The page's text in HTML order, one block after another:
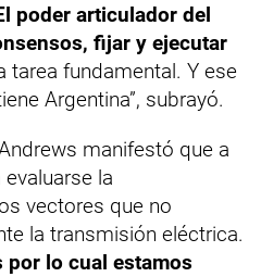
poder articulador del
fijar y ejecutar
tarea fundamental. Y ese
Argentina”, subrayó.
manifestó que a
la
vectores que no
la transmisión eléctrica.
por lo cual estamos